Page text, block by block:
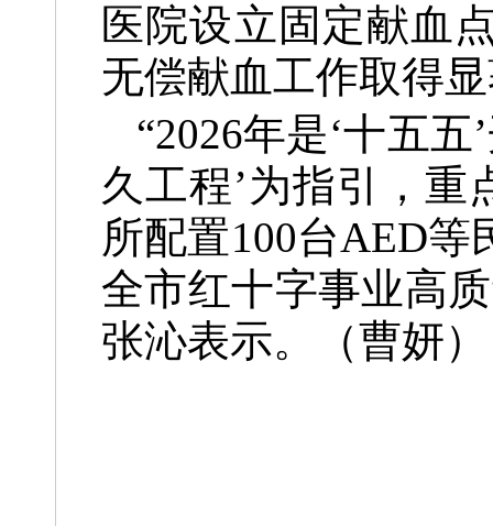
医院设立固定献血
无偿献血工作取得
“2026年是‘十五
久工程’为指引，重
所配置100台AED
全市红十字事业高
张沁表示。（曹妍）